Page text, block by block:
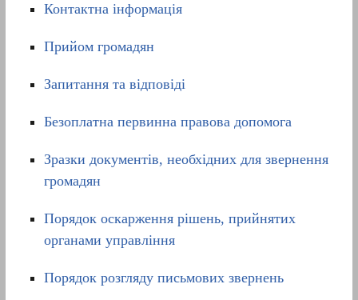
Контактна інформація
Прийом громадян
Запитання та відповіді
Безоплатна первинна правова допомога
Зразки документів, необхідних для звернення
громадян
Порядок оскарження рішень, прийнятих
органами управління
Порядок розгляду письмових звернень